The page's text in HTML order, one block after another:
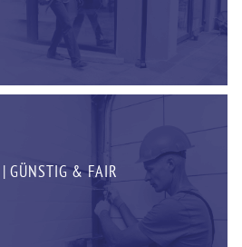
GÜNSTIG & FAIR